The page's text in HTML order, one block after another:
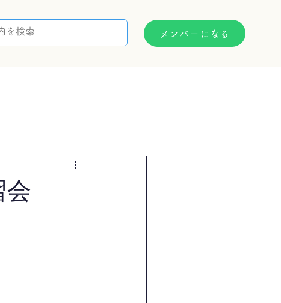
メンバーになる
会